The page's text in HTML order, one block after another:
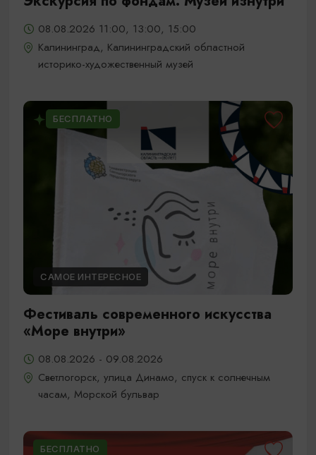
08.08.2026 11:00, 13:00, 15:00
Калининград, Калининградский областной
историко-художественный музей
БЕСПЛАТНО
САМОЕ ИНТЕРЕСНОЕ
Фестиваль современного искусства
«Море внутри»
08.08.2026 - 09.08.2026
Светлогорск, улица Динамо, спуск к солнечным
часам, Морской бульвар
БЕСПЛАТНО